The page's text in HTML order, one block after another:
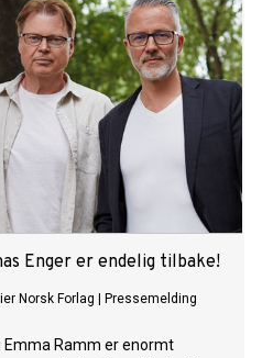
Enger er endelig tilbake!
Norsk Forlag Pressemelding
Emma Ramm er enormt